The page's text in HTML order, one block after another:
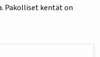
Pakolliset kentät on